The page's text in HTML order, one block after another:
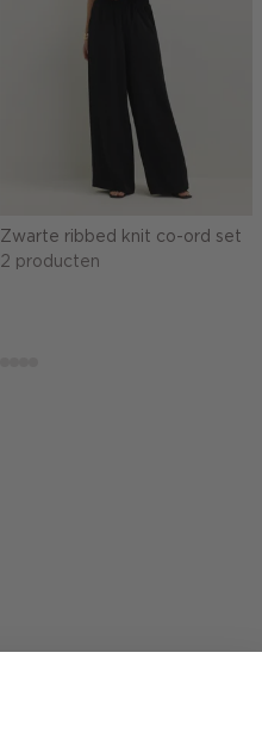
Zwarte ribbed knit co-ord set
2 producten